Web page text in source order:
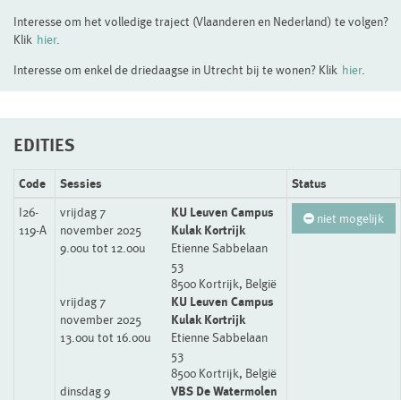
Interesse om het volledige traject (Vlaanderen en Nederland) te volgen?
Klik hier.
Interesse om enkel de driedaagse in Utrecht bij te wonen? Klik hier.
EDITIES
Code Sessies
Status
I26-
119-A
vrijdag 7
november 2025
9.00u tot 12.00u
KU Leuven Campus
Kulak Kortrijk
Etienne Sabbelaan
53
8500 Kortrijk, België
vrijdag 7
november 2025
13.00u tot 16.00u
KU Leuven Campus
Kulak Kortrijk
Etienne Sabbelaan
53
8500 Kortrijk, België
dinsdag 9
VBS De Watermolen
niet mogelijk